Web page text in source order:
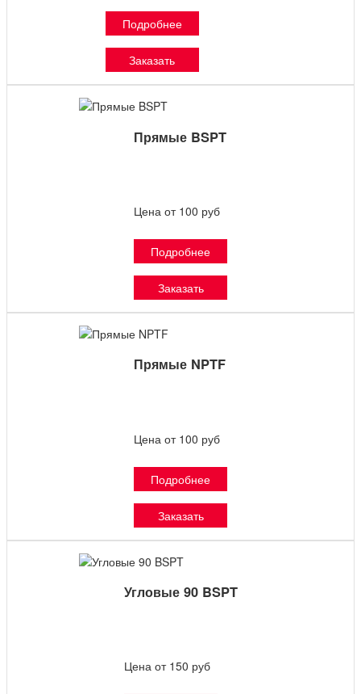
Подробнее
Заказать
Прямые BSPT
Цена от 100 руб
Подробнее
Заказать
Прямые NPTF
Цена от 100 руб
Подробнее
Заказать
Угловые 90 BSPT
Цена от 150 руб